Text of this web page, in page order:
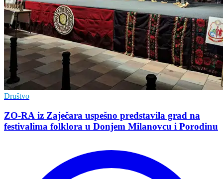
Društvo
ZO-RA iz Zaječara uspešno predstavila grad na
festivalima folklora u Donjem Milanovcu i Porodinu